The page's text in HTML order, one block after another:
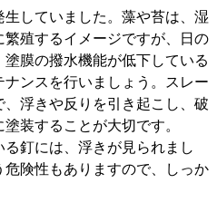
していました。藻や苔は、湿
殖するイメージですが、日の
膜の撥水機能が低下している
ンスを行いましょう。スレー
、浮きや反りを引き起こし、破
装することが大切です。
釘には、浮きが見られまし
険性もありますので、しっか